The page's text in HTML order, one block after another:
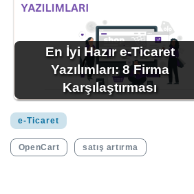
En İyi Hazır e-Ticaret
Yazılımları: 8 Firma
Karşılaştırması
e-Ticaret
OpenCart satış artırma